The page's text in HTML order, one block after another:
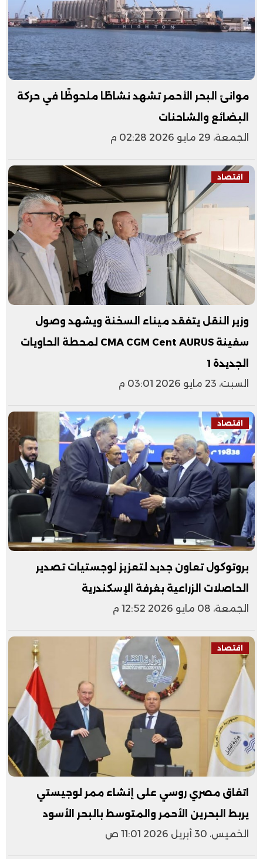
موانئ البحر الأحمر تشهد نشاطًا ملحوظًا في حركة
البضائع والشاحنات
الجمعة، 29 مايو 2026 02:28 م
اقتصاد
وزير النقل يتفقد ميناء السخنة ويشهد وصول
سفينة CMA CGM Cent AURUS لمحطة الحاويات
الجديدة 1
السبت، 23 مايو 2026 03:01 م
اقتصاد
بروتوكول تعاون جديد لتعزيز لوجستيات تصدير
الحاصلات الزراعية بغرفة الإسكندرية
الجمعة، 08 مايو 2026 12:52 م
اقتصاد
اتفاق مصري روسي على إنشاء ممر لوجيستي
يربط البحرين الأحمر والمتوسط بالبحر الأسود
الخميس، 30 أبريل 2026 11:01 ص